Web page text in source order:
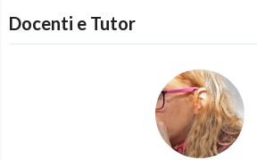
Docenti e Tutor